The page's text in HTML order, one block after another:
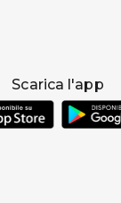
Scarica l'app